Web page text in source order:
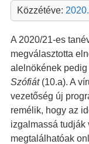
Közzétéve:
A 2020/21-es
megválasztotta
alelnökének pedig
Szófiát(10.a). A
vezetőség új
remélik, hogy az
izgalmassá tudják
megtalálhatóak